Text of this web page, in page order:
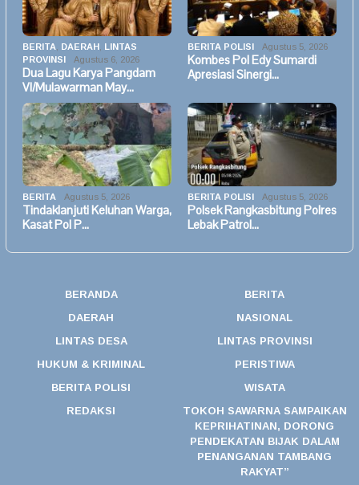
BERITA DAERAH LINTAS
PROVINSI
Agustus 6, 2026
Dua Lagu Karya Pangdam
VI/Mulawarman May…
BERITA POLISI Agustus 5, 2026
Kombes Pol Edy Sumardi
Apresiasi Sinergi…
BERITA Agustus 5, 2026
Tindaklanjuti Keluhan Warga,
Kasat Pol P…
BERITA POLISI Agustus 5, 2026
Polsek Rangkasbitung Polres
Lebak Patrol…
BERANDA
BERITA
DAERAH
NASIONAL
LINTAS DESA
LINTAS PROVINSI
HUKUM & KRIMINAL
PERISTIWA
BERITA POLISI
WISATA
REDAKSI
TOKOH SAWARNA SAMPAIKAN
KEPRIHATINAN, DORONG
PENDEKATAN BIJAK DALAM
PENANGANAN TAMBANG
RAKYAT”